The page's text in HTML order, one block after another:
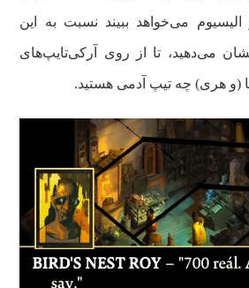
الیسیوم می‌خواهد ببیند نسبت به این
می‌دهید، تا از روی آرکی‌تایپ‌های
(و هری) چه تیپ آدمی هستید.